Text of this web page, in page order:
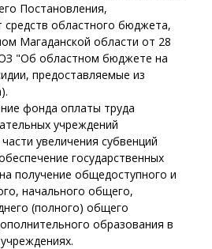
Постановления,
средств областного бюджета,
Магаданской области от 28
"Об областном бюджете на
предоставляемые из
фонда оплаты труда
учреждений
увеличения субвенций
государственных
получение общедоступного и
начального общего,
(полного) общего
образования в